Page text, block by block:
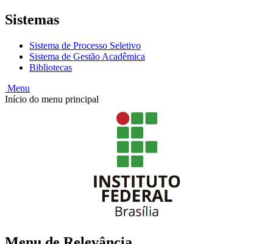
Sistemas
Sistema de Processo Seletivo
Sistema de Gestão Acadêmica
Bibliotecas
Menu
Início do menu principal